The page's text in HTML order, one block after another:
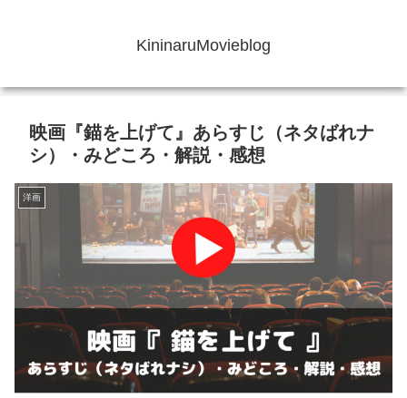
KininaruMovieblog
映画『錨を上げて』あらすじ（ネタばれナ
シ）・みどころ・解説・感想
洋画